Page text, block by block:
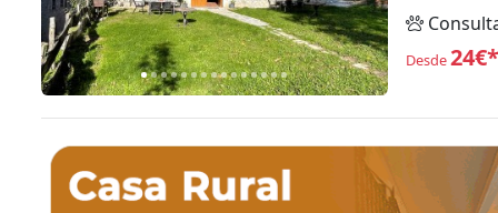
Desde24€*